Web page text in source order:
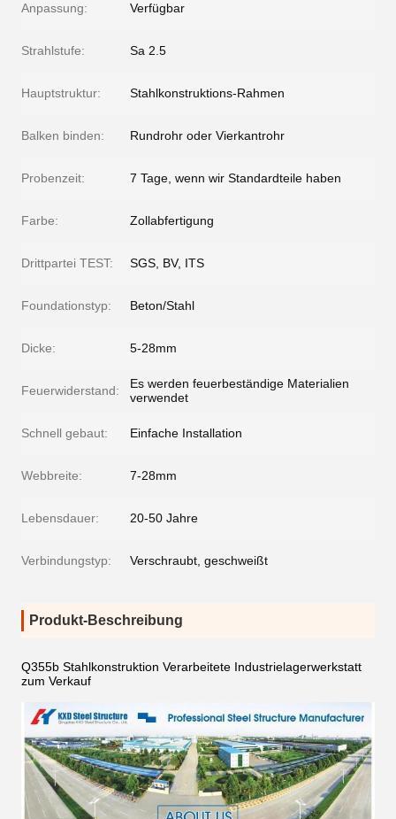
Anpassung: Verfügbar
Strahlstufe: Sa 2.5
Hauptstruktur: Stahlkonstruktions-Rahmen
Balken binden: Rundrohr oder Vierkantrohr
Probenzeit: 7 Tage, wenn wir Standardteile haben
Farbe: Zollabfertigung
Drittpartei TEST: SGS, BV, ITS
Foundationstyp: Beton/Stahl
Dicke: 5-28mm
Feuerwiderstand:
Es werden feuerbeständige Materialien
verwendet
Schnell gebaut: Einfache Installation
Webbreite: 7-28mm
Lebensdauer: 20-50 Jahre
Verbindungstyp: Verschraubt, geschweißt
Produkt-Beschreibung
Q355b Stahlkonstruktion Verarbeitete Industrielagerwerkstatt
zum Verkauf